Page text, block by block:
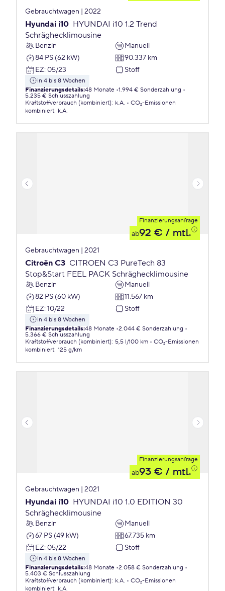
Gebrauchtwagen | 2022
Hyundai i10 HYUNDAI i10 1.2 Trend
Schräghecklimousine
Benzin
Manuell
84 PS (62 kW)
90.337 km
EZ: 05/23 Stoff
in 4 bis 8 Wochen
Finanzierungsdetails:48 Monate 1.994 € Sonderzahlung
5.235 € Schlusszahlung
Kraftstoffverbrauch (kombiniert): k.A.
CO₂-Emissionen
kombiniert: k.A.
Finanzierungsanfrage
ab92 € / mtl.
Gebrauchtwagen | 2021
Citroën C3 CITROEN C3 PureTech 83
Stop&Start FEEL PACK Schräghecklimousine
Benzin
Manuell
82 PS (60 kW)
11.567 km
EZ: 10/22 Stoff
in 4 bis 8 Wochen
Finanzierungsdetails:48 Monate 2.044 € Sonderzahlung
5.366 € Schlusszahlung
Kraftstoffverbrauch (kombiniert): 5,5 l/100 km
CO₂-Emissionen
kombiniert: 125 g/km
Finanzierungsanfrage
ab93 € / mtl.
Gebrauchtwagen | 2021
Hyundai i10 HYUNDAI i10 1.0 EDITION 30
Schräghecklimousine
Benzin
Manuell
67 PS (49 kW)
67.735 km
EZ: 05/22 Stoff
in 4 bis 8 Wochen
Finanzierungsdetails:48 Monate 2.058 € Sonderzahlung
5.403 € Schlusszahlung
Kraftstoffverbrauch (kombiniert): k.A.
CO₂-Emissionen
kombiniert: k.A.